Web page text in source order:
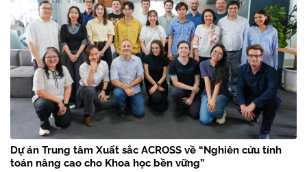
Dự án Trung tâm Xuất sắc ACROSS về “Nghiên cứu tính
toán nâng cao cho Khoa học bền vững”